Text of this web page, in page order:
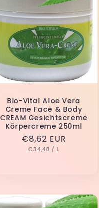
Bio-Vital Aloe Vera
Creme Face & Body
CREAM Gesichtscreme
Körpercreme 250ml
Normaler
Preis
€8,62 EUR
GRUNDPREIS
€34,48 / PRO
L